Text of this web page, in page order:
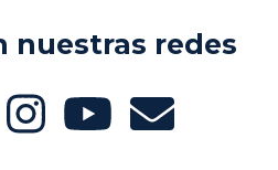
nuestras redes